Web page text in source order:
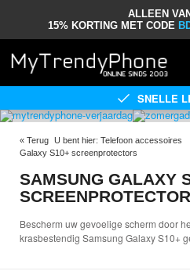
ALLEEN
15% KORTING MET CODE
SNELLE
« Terug U bent hier: Telefoon accessoires
Galaxy S10+ screenprotectors
SAMSUNG GALAXY
Bescherm uw gevoelige scherm door
krasbestendig Samsung Galaxy S10+